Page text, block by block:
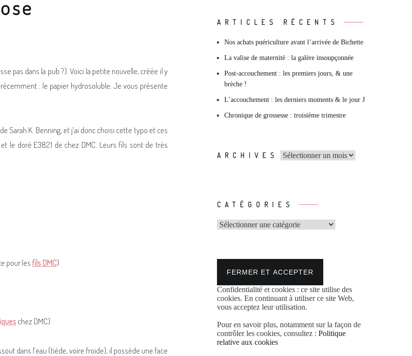
pas dans la pub ?). Voici la petite nouvelle, créée il y
: le papier hydrosoluble. Je vous présente
Sarah K. Benning, et j’ai donc choisi cette typo et ces
le doré E3821 de chez DMC. Leurs fils sont de très
pour les fils DMC)
chez DMC)
dans l’eau (tiède, voire froide), il possède une face
ARTICLES RÉCENTS
Nos achats puériculture avant l’arrivée de Bichette
La valise de maternité : la galère insoupçonnée
Post-accouchement : les premiers jours, & une
brèche !
L’accouchement : les derniers moments & le jour J
Chronique de grossesse : troisième trimestre
ARCHIVES Archives
CATÉGORIES
Catégories
Confidentialité et cookies : ce site utilise des
cookies. En continuant à utiliser ce site Web,
vous acceptez leur utilisation.
Pour en savoir plus, notamment sur la façon de
contrôler les cookies, consultez : Politique
relative aux cookies